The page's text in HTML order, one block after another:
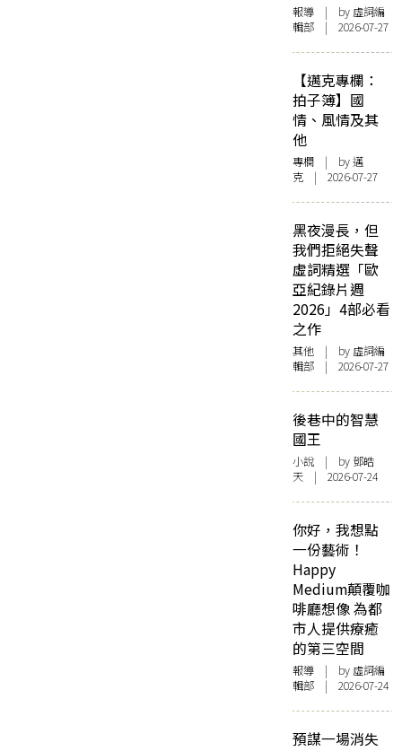
報導 | by 虛詞編
輯部 | 2026-07-27
【邁克專欄：
拍子簿】國
情、風情及其
他
專欄 | by邁
克 | 2026-07-27
黑夜漫長，但
我們拒絕失聲
虛詞精選「歐
亞紀錄片週
2026」4部必看
之作
其他 | by 虛詞編
輯部 | 2026-07-27
後巷中的智慧
國王
小說 | by 鄧皓
天 | 2026-07-24
你好，我想點
一份藝術！
Happy
Medium顛覆咖
啡廳想像 為都
市人提供療癒
的第三空間
報導 | by 虛詞編
輯部 | 2026-07-24
預謀一場消失